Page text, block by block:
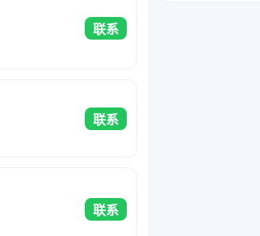
联系
联系
联系